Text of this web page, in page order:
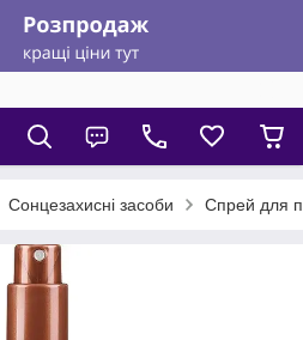
Сонцезахисні засоби Спрей для